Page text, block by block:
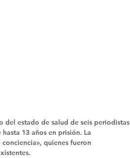
del estado de salud de seis periodistas
13 años en prisión. La
quienes fueron